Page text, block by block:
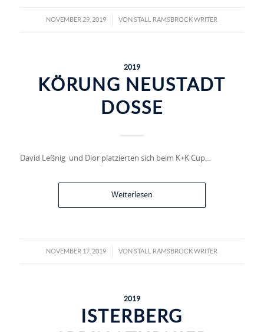
NOVEMBER 29, 2019
/ VONSTALL RAMSBROCK WRITER
2019
KÖRUNG NEUSTADT
DOSSE
David Leßnig und Dior platzierten sich beim K+K Cup…
Weiterlesen
NOVEMBER 17, 2019
/ VONSTALL RAMSBROCK WRITER
2019
ISTERBERG